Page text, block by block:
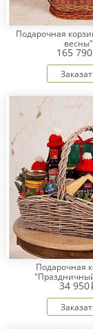
Подарочная
весны"
165 790
Подарочная
34 950